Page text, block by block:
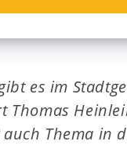
es im
Thema in